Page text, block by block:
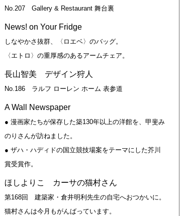
No.207 Gallery & Restaurant 舞台裏
News! on Your Fridge
しなやかさ抜群、〈ロエベ〉のバッグ。
〈エトロ〉の重厚感のあるアームチェア。
長山智美 デザイン狩人
No.186 ラルフ ローレン ホーム 表参道
A Wall Newspaper
● 漫画家たちが保存した築130年以上の洋館を、甲斐み
のりさんが訪ねました。
● ザハ・ハディドの国立競技場案をテーマにした芥川
賞受賞作。
ほしよりこ カーサの猫村さん
第168回 建築家・倉井明利先生の自宅へおつかいに。
猫村さんは今月もがんばっています。